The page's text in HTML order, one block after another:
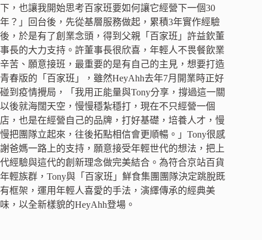
下，也讓我開始思考百家班要如何讓它經營下一個30
年？」回台後，先從基層服務做起，累積3年實作經驗
後，於是有了創業念頭，得到父親「百家班」許益欽董
事長的大力支持。許董事長很欣喜，年輕人不畏餐飲業
辛苦、願意接班，最重要的是有自己的主見，想要打造
青春版的「百家班」，雖然HeyAhh去年7月開業時正好
碰到疫情攪局，「我用正能量與Tony分享，撐過這一關
以後就海闊天空，慢慢穩紮穩打，現在不只經營一個
店，也是在經營自己的品牌，打好基礎，培養人才，慢
慢把團隊立起來，往後拓點相信會更順暢。」Tony很感
謝爸媽一路上的支持，願意接受年輕世代的想法，把上
代經驗與這代的創新理念做完美結合。為符合京站百貨
年輕族群，Tony與「百家班」鮮食集團團隊決定跳脫既
有框架，運用年輕人喜愛的手法，演繹傳承的經典美
味，以全新樣貌的HeyAhh登場。